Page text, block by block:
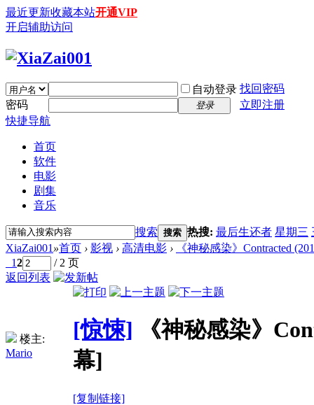
最近更新收藏本站开通VIP
开启辅助访问
自动登录 找回密码
密码
登录
立即注册
快捷导航
首页
软件
电影
剧集
音乐
搜索 搜索 热搜: 最后生还者 星期三
XiaZai001 »首页 › 影视 › 高清电影 ›
《神秘感染》Contracted
12
/ 2 页
返回列表
楼主:
Mario
[惊悚]
《神秘感染》
幕]
[复制链接]